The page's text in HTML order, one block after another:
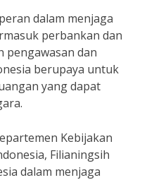
dalam menjaga
perbankan dan
pengawasan dan
berupaya untuk
yang dapat
Kebijakan
Filianingsih
dalam menjaga